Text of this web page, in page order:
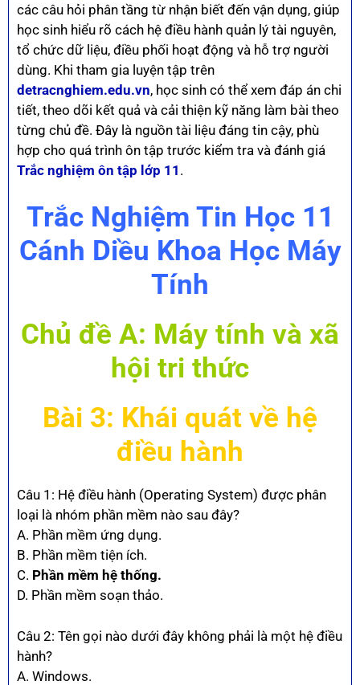
các câu hỏi phân tầng từ nhận biết đến vận dụng, giúp
học sinh hiểu rõ cách hệ điều hành quản lý tài nguyên,
tổ chức dữ liệu, điều phối hoạt động và hỗ trợ người
dùng. Khi tham gia luyện tập trên
detracnghiem.edu.vn, học sinh có thể xem đáp án chi
tiết, theo dõi kết quả và cải thiện kỹ năng làm bài theo
từng chủ đề. Đây là nguồn tài liệu đáng tin cậy, phù
hợp cho quá trình ôn tập trước kiểm tra và đánh giá
Trắc nghiệm ôn tập lớp 11 .
Trắc Nghiệm Tin Học 11
Cánh Diều Khoa Học Máy
Tính
Chủ đề A: Máy tính và xã
hội tri thức
Bài 3: Khái quát về hệ
điều hành
Câu 1: Hệ điều hành (Operating System) được phân
loại là nhóm phần mềm nào sau đây?
A. Phần mềm ứng dụng.
B. Phần mềm tiện ích.
C. Phần mềm hệ thống.
D. Phần mềm soạn thảo.
Câu 2: Tên gọi nào dưới đây không phải là một hệ điều
hành?
A. Windows.